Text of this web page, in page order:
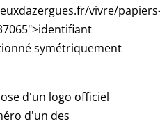
vivre/
symétriquement
d'un logo officiel
d'un des